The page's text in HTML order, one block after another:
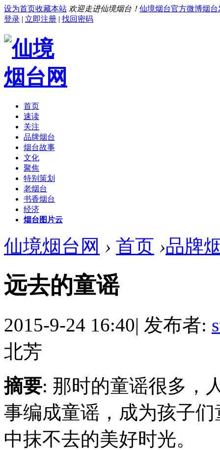
设为首页收藏本站 欢迎走进仙境烟台！ 仙境烟台官方微博烟台
登录 | 立即注册 | 找回密码
首页
速读
关注
品牌烟台
烟台故事
文化
聚焦
特别策划
老烟台
书香烟台
经济
烟台图片云
仙境烟台网 › 首页 ›品牌
远去的童谣
2015-9-24 16:40| 发布者:
北芳
摘要: 那时的童谣很多，
事编成童谣，成为孩子
中抹不去的美好时光。